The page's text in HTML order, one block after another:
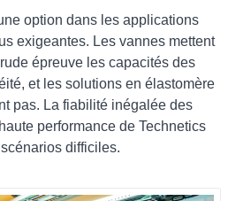
option dans les applications
exigeantes. Les vannes mettent
épreuve les capacités des
et les solutions en élastomère
pas. La fiabilité inégalée des
performance de Technetics
difficiles.